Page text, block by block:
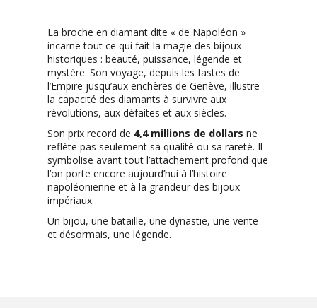
La broche en diamant dite « de Napoléon »
incarne tout ce qui fait la magie des bijoux
historiques : beauté, puissance, légende et
mystère. Son voyage, depuis les fastes de
l’Empire jusqu’aux enchères de Genève, illustre
la capacité des diamants à survivre aux
révolutions, aux défaites et aux siècles.
Son prix record de 4,4 millions de dollars ne
reflète pas seulement sa qualité ou sa rareté. Il
symbolise avant tout l’attachement profond que
l’on porte encore aujourd’hui à l’histoire
napoléonienne et à la grandeur des bijoux
impériaux.
Un bijou, une bataille, une dynastie, une vente
et désormais, une légende.